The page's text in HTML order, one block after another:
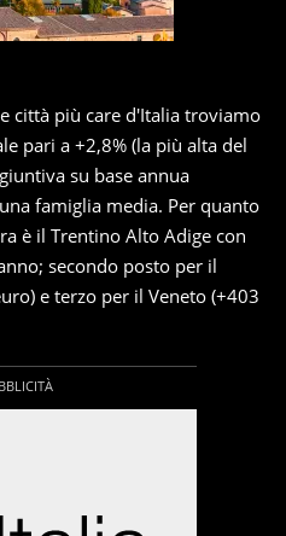
città più care d'Italia troviamo
pari a +2,8% (la più alta del
su base annua
famiglia media. Per quanto
è il Trentino Alto Adige con
secondo posto per il
e terzo per il Veneto (+403